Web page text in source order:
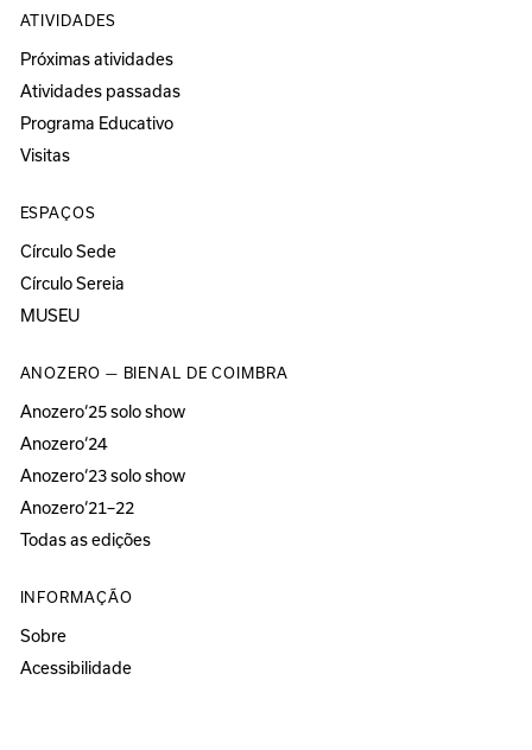
ATIVIDADES
Próximas atividades
Atividades passadas
Programa Educativo
Visitas
ESPAÇOS
Círculo Sede
Círculo Sereia
MUSEU
ANOZERO — BIENAL DE COIMBRA
Anozero‘25 solo show
Anozero‘24
Anozero‘23 solo show
Anozero‘21–22
Todas as edições
INFORMAÇÃO
Sobre
Acessibilidade